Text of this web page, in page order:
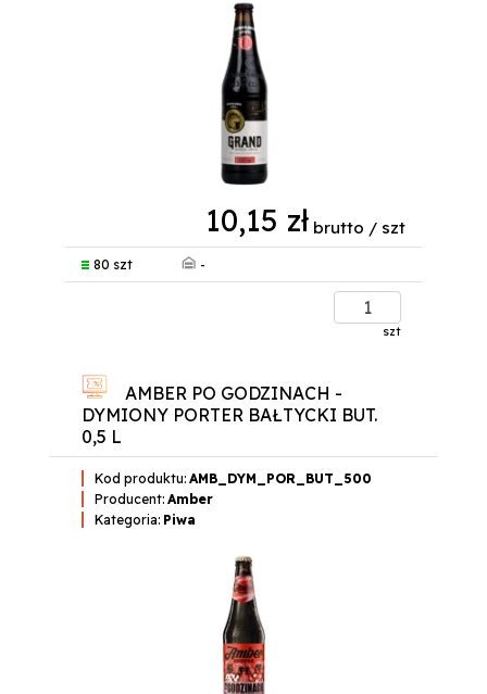
10,15 zł brutto / szt
80 szt -
szt
AMBER PO GODZINACH -
DYMIONY PORTER BAŁTYCKI BUT.
0,5 L
Kod produktu: AMB_DYM_POR_BUT_500
Producent: Amber
Kategoria: Piwa